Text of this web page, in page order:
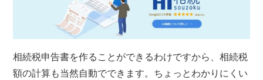
相続税申告書を作ることができるわけですから、相続税
額の計算も当然自動でできます。ちょっとわかりにくい